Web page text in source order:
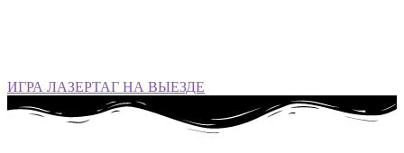
ИГРА ЛАЗЕРТАГ НА ВЫЕЗДЕ